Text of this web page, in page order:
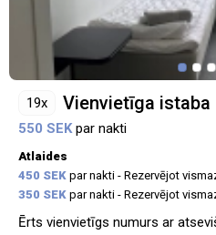
19x Vienvietīga istaba
550 SEKpar nakti
Atlaides
450 SEK par nakti - Rezervējot
350 SEK par nakti - Rezervējot
Ērts vienvietīgs numurs ar